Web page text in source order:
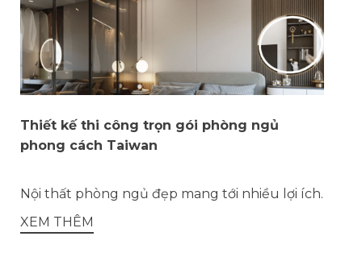
Thiết kế thi công trọn gói phòng ngủ
phong cách Taiwan
Nội thất phòng ngủ đẹp mang tới nhiều lợi ích.
XEM THÊM